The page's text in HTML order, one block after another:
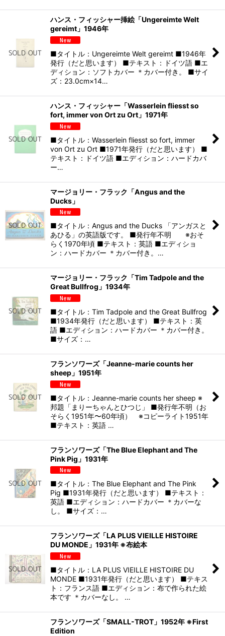
ハンス・フィッシャー挿絵「Ungereimte Welt
gereimt」1946年
■タイトル：Ungereimte Welt gereimt ■1946年
発行（だと思います） ■テキスト：ドイツ語 ■エ
ディション：ソフトカバー ＊カバー付き。 ■サイ
ズ：23.0cm×14…
ハンス・フィッシャー「Wasserlein fliesst so
fort, immer von Ort zu Ort」1971年
■タイトル：Wasserlein fliesst so fort, immer
von Ort zu Ort ■1971年発行（だと思います） ■
テキスト：ドイツ語 ■エディション：ハードカバ
ー…
マージョリー・フラック「Angus and the
Ducks」
■タイトル：Angus and the Ducks 「アンガスと
あひる」の英語版です。 ■発行年不明 ※おそ
らく1970年頃 ■テキスト：英語 ■エディショ
ン：ハードカバー ＊カバー付き。…
マージョリー・フラック「Tim Tadpole and the
Great Bullfrog」1934年
■タイトル：Tim Tadpole and the Great Bullfrog
■1934年発行（だと思います） ■テキスト：英
語 ■エディション：ハードカバー ＊カバー付き。
■サイズ：…
フランソワーズ「Jeanne-marie counts her
sheep」1951年
■タイトル：Jeanne-marie counts her sheep ※
邦題「まりーちゃんとひつじ」 ■発行年不明（お
そらく1951年〜60年頃） ※コピーライト1951年
■テキスト：英語 …
フランソワーズ「The Blue Elephant and The
Pink Pig」1931年
■タイトル：The Blue Elephant and The Pink
Pig ■1931年発行（だと思います） ■テキスト：
英語 ■エディション：ハードカバー ＊カバーな
し。 ■サイズ：…
フランソワーズ「LA PLUS VIEILLE HISTOIRE
DU MONDE」1931年 ※布絵本
■タイトル：LA PLUS VIEILLE HISTOIRE DU
MONDE ■1931年発行（だと思います） ■テキス
ト：フランス語 ■エディション：布で作られた絵
本です ＊カバーなし。 …
フランソワーズ「SMALL-TROT」1952年 ※First
Edition